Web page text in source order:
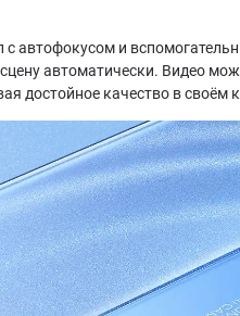
автофокусом и
автоматически. Видео
достойное качество в своём